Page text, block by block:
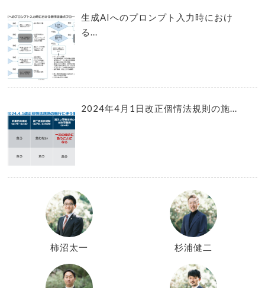
生成AIへのプロンプト入力時におけ
る...
2024年4月1日改正個情法規則の施...
柿沼太一 杉浦健二